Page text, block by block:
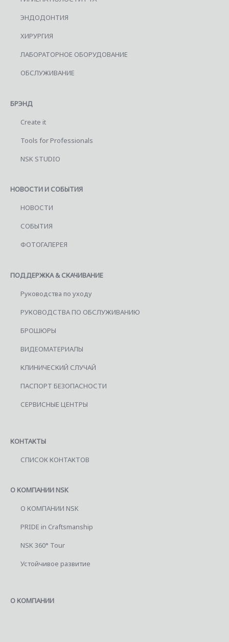
ЭНДОДОНТИЯ
ХИРУРГИЯ
ЛАБОРАТОРНОЕ ОБОРУДОВАНИЕ
ОБСЛУЖИВАНИЕ
БРЭНД
Create it
Tools for Professionals
NSK STUDIO
НОВОСТИ И СОБЫТИЯ
НОВОСТИ
СОБЫТИЯ
ФОТОГАЛЕРЕЯ
ПОДДЕРЖКА & СКАЧИВАНИЕ
Руководства по уходу
РУКОВОДСТВА ПО ОБСЛУЖИВАНИЮ
БРОШЮРЫ
ВИДЕОМАТЕРИАЛЫ
КЛИНИЧЕСКИЙ СЛУЧАЙ
ПАСПОРТ БЕЗОПАСНОСТИ
СЕРВИСНЫЕ ЦЕНТРЫ
КОНТАКТЫ
СПИСОК КОНТАКТОВ
О КОМПАНИИ NSK
О КОМПАНИИ NSK
PRIDE in Craftsmanship
NSK 360° Tour
Устойчивое развитие
О КОМПАНИИ